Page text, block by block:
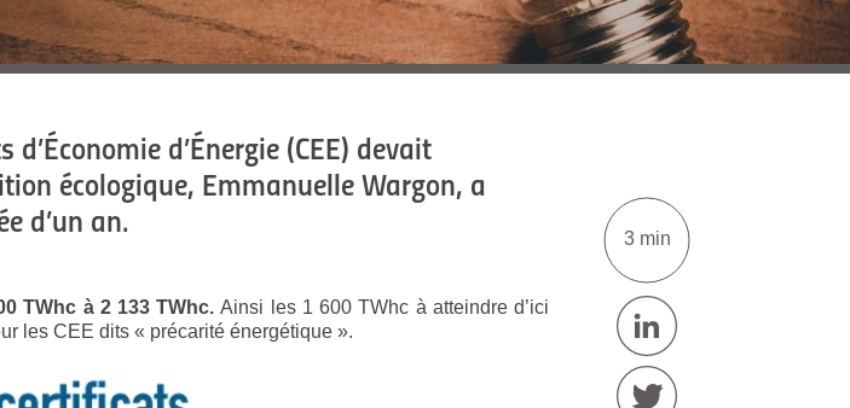
3 min
d’Énergie (CEE) devait
écologique, Emmanuelle Wargon, a
d’un an.
TWhc à 2 133 TWhc.Ainsi les 1 600 TWhc à atteindre d’ici
les CEE dits « précarité énergétique ».